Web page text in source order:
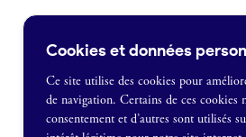
France Boulangerie
1 rue Alexandre Fleming
Je souhaite être
Cookies et données
Ce site utilise des cookies pour
de navigation. Certains de ces cookies
consentement et d’autres sont utilisés